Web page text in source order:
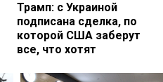
Трамп: с Украиной
подписана сделка, по
которой США заберут
все, что хотят